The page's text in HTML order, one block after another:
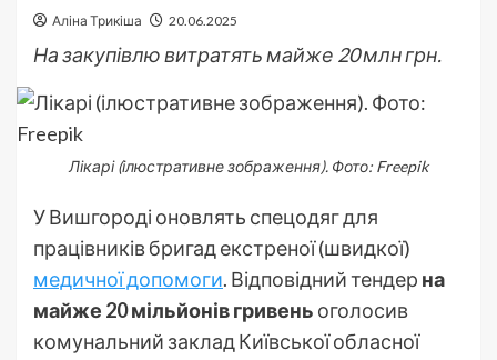
Аліна Трикіша 20.06.2025
На закупівлю витратять майже 20 млн грн.
Лікарі (ілюстративне зображення). Фото: Freepik
У Вишгороді оновлять спецодяг для
працівників бригад екстреної (швидкої)
медичної допомоги. Відповідний тендер на
майже 20 мільйонів гривень оголосив
комунальний заклад Київської обласної